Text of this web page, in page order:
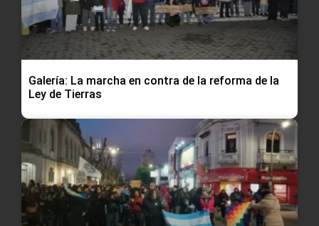
Galería: La marcha en contra de la reforma de la
Ley de Tierras